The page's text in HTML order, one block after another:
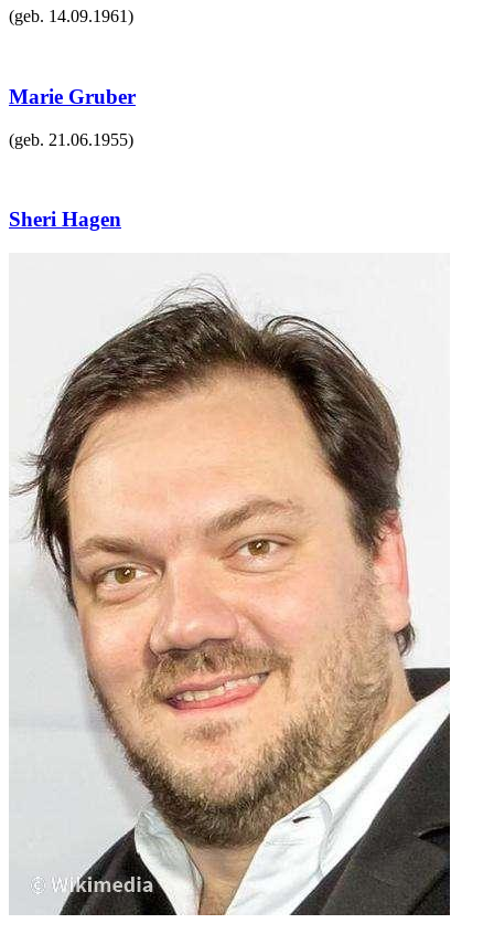
(geb. 14.09.1961)
Marie Gruber
(geb. 21.06.1955)
Sheri Hagen